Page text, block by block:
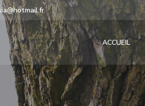
ACCUEIL